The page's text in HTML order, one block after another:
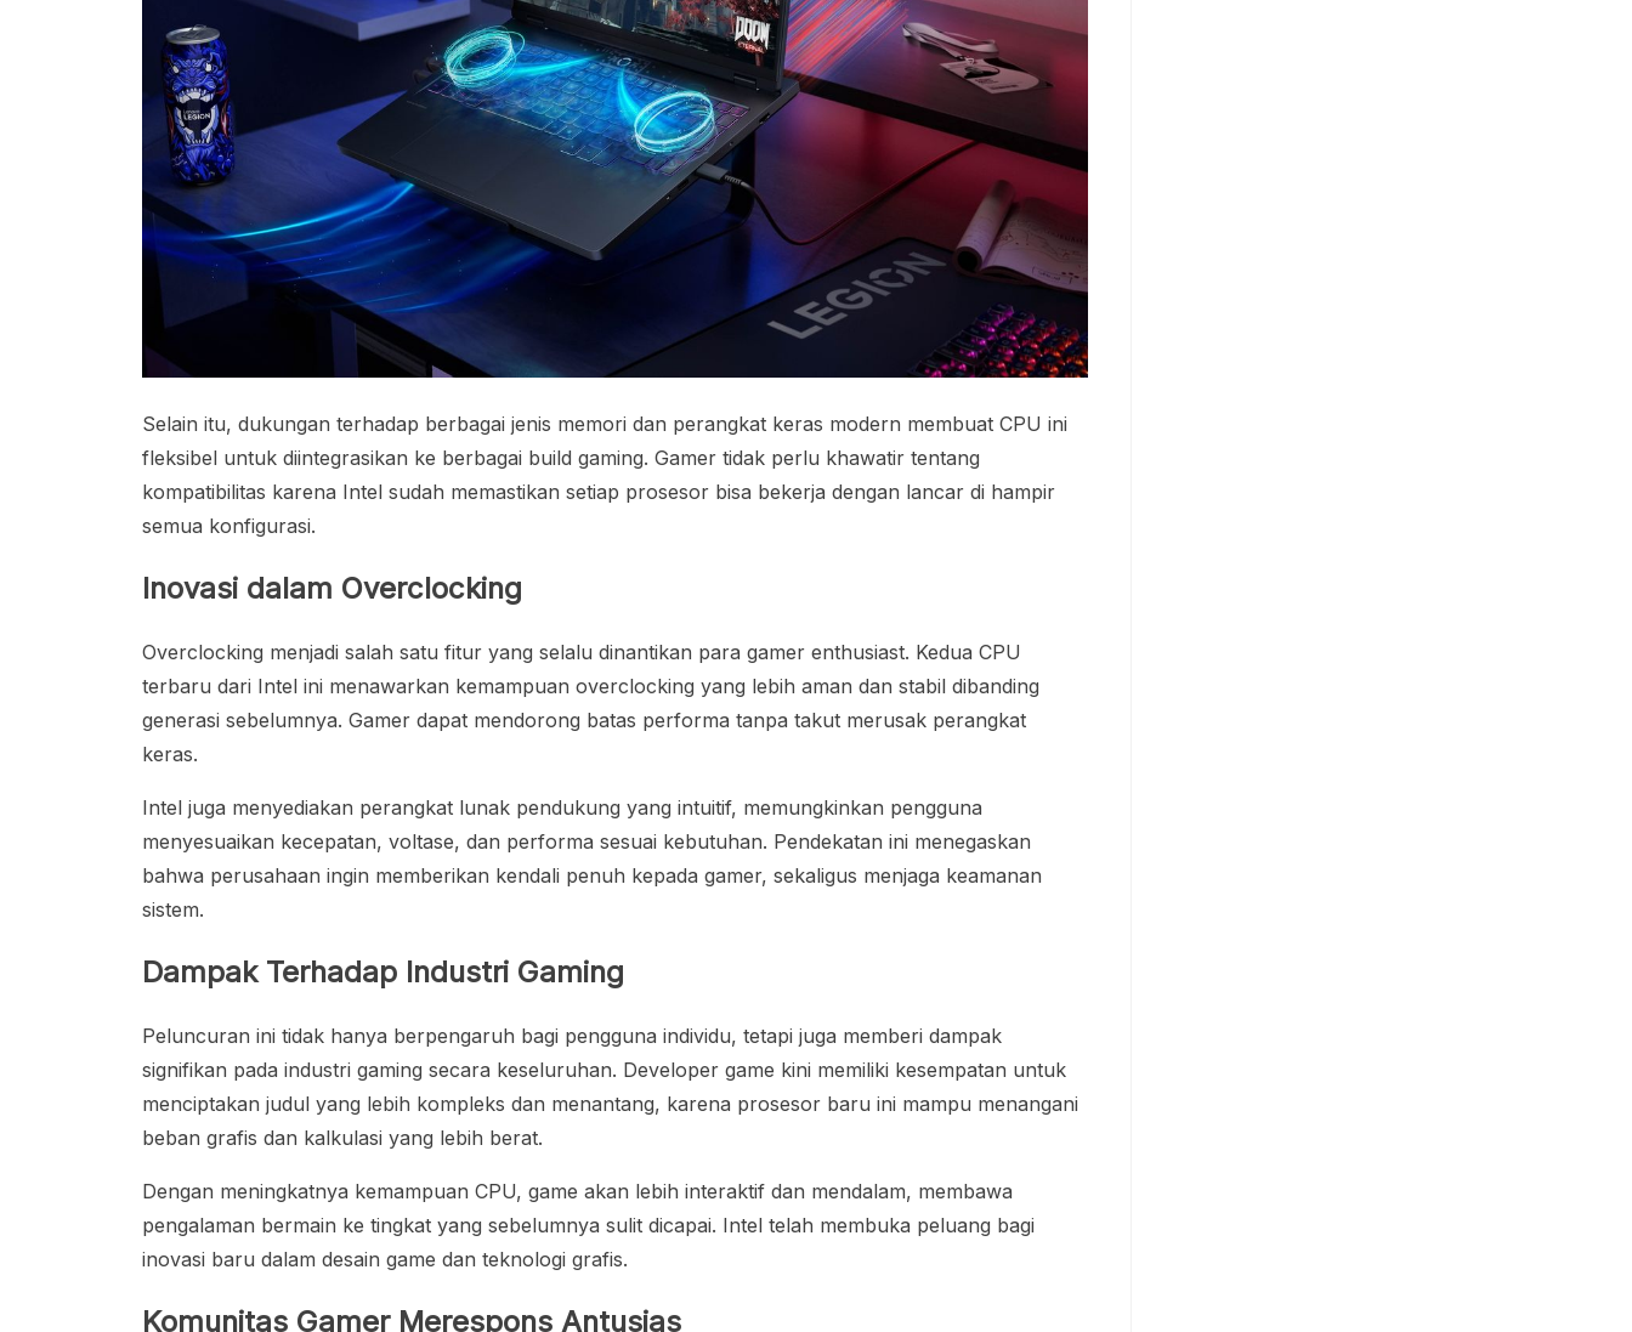
Selain itu, dukungan terhadap berbagai jenis memori dan perangkat keras modern membuat CPU ini
fleksibel untuk diintegrasikan ke berbagai build gaming. Gamer tidak perlu khawatir tentang
kompatibilitas karena Intel sudah memastikan setiap prosesor bisa bekerja dengan lancar di hampir
semua konfigurasi.
Inovasi dalam Overclocking
Overclocking menjadi salah satu fitur yang selalu dinantikan para gamer enthusiast. Kedua CPU
terbaru dari Intel ini menawarkan kemampuan overclocking yang lebih aman dan stabil dibanding
generasi sebelumnya. Gamer dapat mendorong batas performa tanpa takut merusak perangkat
keras.
Intel juga menyediakan perangkat lunak pendukung yang intuitif, memungkinkan pengguna
menyesuaikan kecepatan, voltase, dan performa sesuai kebutuhan. Pendekatan ini menegaskan
bahwa perusahaan ingin memberikan kendali penuh kepada gamer, sekaligus menjaga keamanan
sistem.
Dampak Terhadap Industri Gaming
Peluncuran ini tidak hanya berpengaruh bagi pengguna individu, tetapi juga memberi dampak
signifikan pada industri gaming secara keseluruhan. Developer game kini memiliki kesempatan untuk
menciptakan judul yang lebih kompleks dan menantang, karena prosesor baru ini mampu menangani
beban grafis dan kalkulasi yang lebih berat.
Dengan meningkatnya kemampuan CPU, game akan lebih interaktif dan mendalam, membawa
pengalaman bermain ke tingkat yang sebelumnya sulit dicapai. Intel telah membuka peluang bagi
inovasi baru dalam desain game dan teknologi grafis.
Komunitas Gamer Merespons Antusias